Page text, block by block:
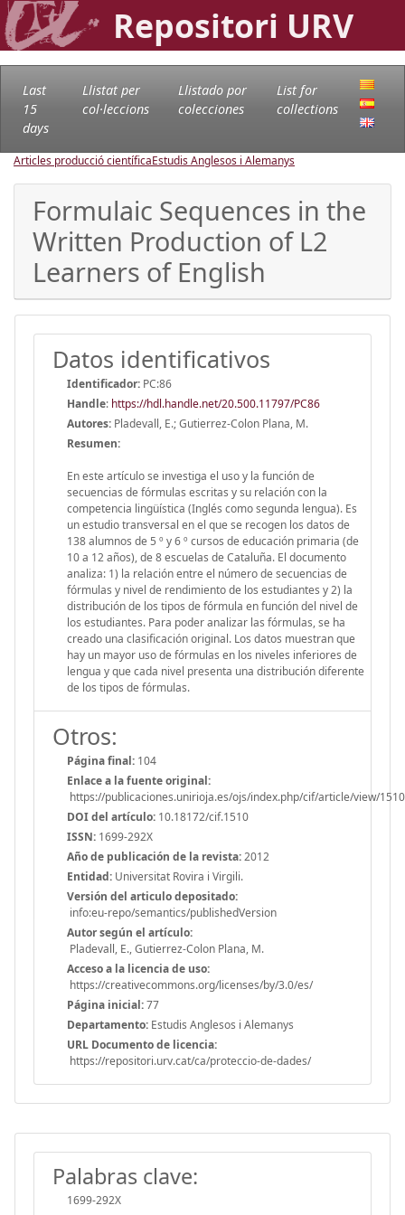
Repositori URV
Last
15
days
Llistat per
col·leccions
Llistado por
colecciones
List for
collections
Articles producció científicaEstudis Anglesos i Alemanys
Formulaic Sequences in the
Written Production of L2
Learners of English
Datos identificativos
Identificador: PC:86
Handle: https://hdl.handle.net/20.500.11797/PC86
Autores: Pladevall, E.; Gutierrez-Colon Plana, M.
Resumen:
En este artículo se investiga el uso y la función de
secuencias de fórmulas escritas y su relación con la
competencia lingüística (Inglés como segunda lengua). Es
un estudio transversal en el que se recogen los datos de
138 alumnos de 5 º y 6 º cursos de educación primaria (de
10 a 12 años), de 8 escuelas de Cataluña. El documento
analiza: 1) la relación entre el número de secuencias de
fórmulas y nivel de rendimiento de los estudiantes y 2) la
distribución de los tipos de fórmula en función del nivel de
los estudiantes. Para poder analizar las fórmulas, se ha
creado una clasificación original. Los datos muestran que
hay un mayor uso de fórmulas en los niveles inferiores de
lengua y que cada nivel presenta una distribución diferente
de los tipos de fórmulas.
Otros:
Página final: 104
Enlace a la fuente original:
https://publicaciones.unirioja.es/ojs/index.php/cif/article/view/1510
DOI del artículo: 10.18172/cif.1510
ISSN: 1699-292X
Año de publicación de la revista:2012
Entidad: Universitat Rovira i Virgili.
Versión del articulo depositado:
info:eu-repo/semantics/publishedVersion
Autor según el artículo:
Pladevall, E., Gutierrez-Colon Plana, M.
Acceso a la licencia de uso:
https://creativecommons.org/licenses/by/3.0/es/
Página inicial:77
Departamento: Estudis Anglesos i Alemanys
URL Documento de licencia:
https://repositori.urv.cat/ca/proteccio-de-dades/
Palabras clave:
1699-292X